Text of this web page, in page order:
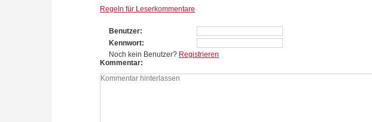
Regeln für Leserkommentare
Benutzer
Kennwort
Noch kein Benutzer? Registrieren
Kommentar